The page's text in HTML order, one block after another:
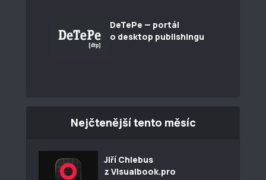
DeTePe — portál
o desktop publishingu
Nejčtenější tento měsíc
Jiří Chlebus
z Visualbook.pro